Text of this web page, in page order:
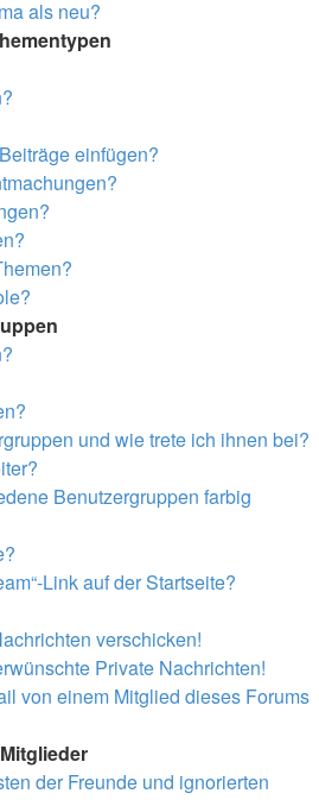
als neu?
einfügen?
und wie trete ich ihnen bei?
Benutzergruppen farbig
Link auf der Startseite?
verschicken!
Private Nachrichten!
von einem Mitglied dieses Forums
der Freunde und ignorierten